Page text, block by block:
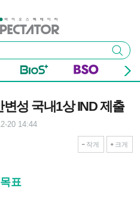
이터
검색
성 국내1상 IND 제출
20 14:44
작게 크게
표